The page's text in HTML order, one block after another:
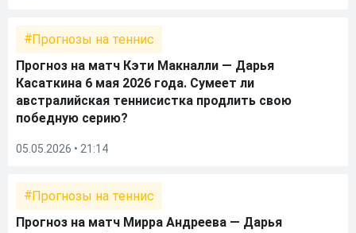
Прогнозы на теннис
Прогноз на матч Кэти Макналли — Дарья
Касаткина 6 мая 2026 года. Сумеет ли
австралийская теннисистка продлить свою
победную серию?
05.05.2026 • 21:14
Прогнозы на теннис
Прогноз на матч Мирра Андреева — Дарья